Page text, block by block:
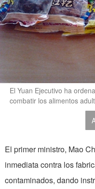
El Yuan Ejecutivo ha
combatir los alimentos
El primer ministro, Mao
inmediata contra los
contaminados, dando